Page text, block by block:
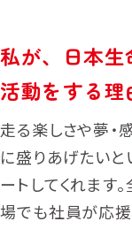
私が、
日本
活動をする理
走る楽しさや夢・
に盛りあげたい
ートしてくれます
場でも社員が応援